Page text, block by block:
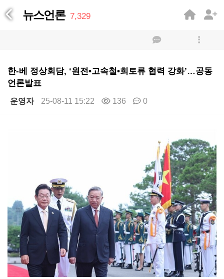
뉴스언론 7,329
한-베 정상회담, ‘원전•고속철•희토류 협력 강화’…공동
언론발표
운영자 25-08-11 15:22 136 0